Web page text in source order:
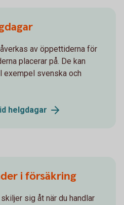
av öppettiderna för
placerar på. De kan
svenska och
helgdagar
i försäkring
sig åt när du handlar